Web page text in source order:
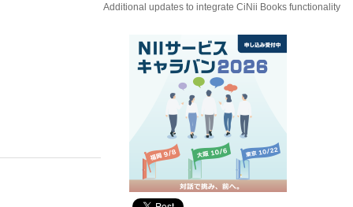
Additional updates to integrate CiNii Books functionality